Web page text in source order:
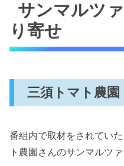
サンマルツ
り寄せ
三須トマト農園
番組内で取材をされてい
ト農園さんのサンマルツ